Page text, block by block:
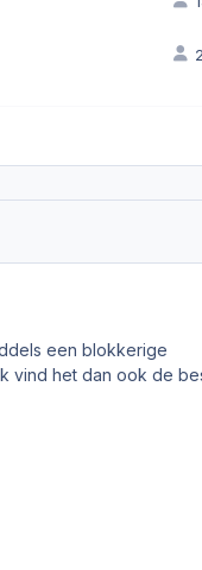
een blokkerige
vind het dan ook de